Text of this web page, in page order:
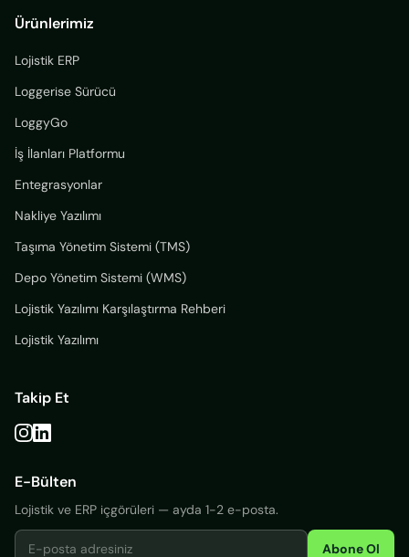
Ürünlerimiz
Lojistik ERP
Loggerise Sürücü
LoggyGo
İş İlanları Platformu
Entegrasyonlar
Nakliye Yazılımı
Taşıma Yönetim Sistemi (TMS)
Depo Yönetim Sistemi (WMS)
Lojistik Yazılımı Karşılaştırma Rehberi
Lojistik Yazılımı
Takip Et
E-Bülten
Lojistik ve ERP içgörüleri — ayda 1-2 e-posta.
Abone Ol